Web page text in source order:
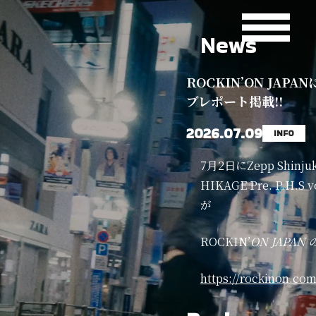
News
ROCKIN’ON JAPAN
ブレポート掲載!!
2026.07.09 INFO
7月2日にZepp
HIKAGE Pre. P.H.S
が
ROCKIN’ON JAPAN
https://